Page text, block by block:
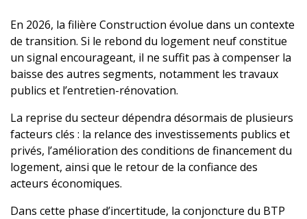
En 2026, la filière Construction évolue dans un contexte
de transition. Si le rebond du logement neuf constitue
un signal encourageant, il ne suffit pas à compenser la
baisse des autres segments, notamment les travaux
publics et l’entretien-rénovation.
La reprise du secteur dépendra désormais de plusieurs
facteurs clés : la relance des investissements publics et
privés, l’amélioration des conditions de financement du
logement, ainsi que le retour de la confiance des
acteurs économiques.
Dans cette phase d’incertitude, la conjoncture du BTP